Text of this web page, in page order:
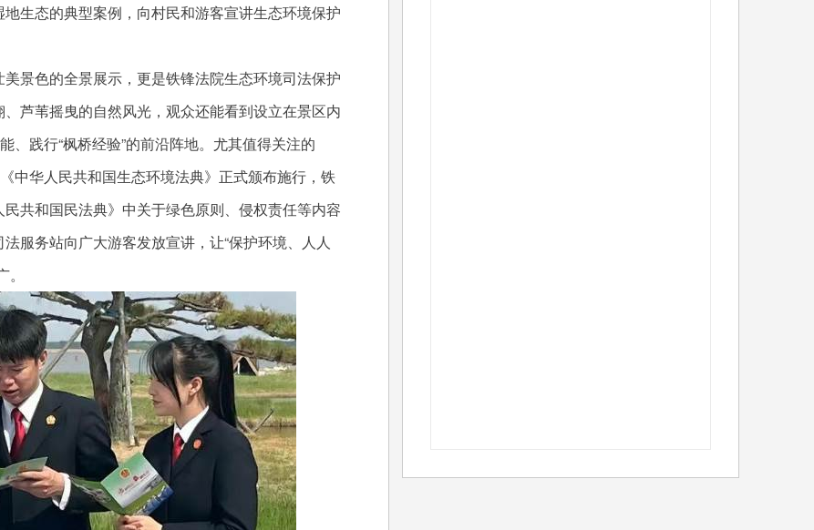
生态的典型案例，向村民和游客宣讲生态环境保护
景色的全景展示，更是铁锋法院生态环境司法保护
芦苇摇曳的自然风光，观众还能看到设立在景区内
、践行“枫桥经验”的前沿阵地。尤其值得关注的
中华人民共和国生态环境法典》正式颁布施行，铁
共和国民法典》中关于绿色原则、侵权责任等内容
服务站向广大游客发放宣讲，让“保护环境、人人